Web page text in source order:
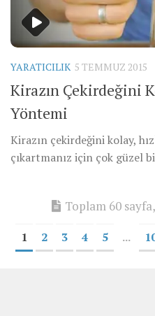
YARATICILIK 5 TEMMUZ 2015
Kirazın Çekirdeğini
Yöntemi
Kirazın çekirdeğini kolay,
çıkartmanız için çok güzel
Toplam 60
1 2 3 4 5 ...